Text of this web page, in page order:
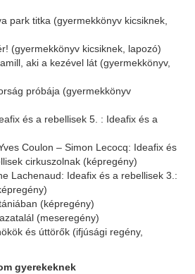
park titka (gyermekkönyv kicsiknek,
(gyermekkönyv kicsiknek, lapozó)
aki a kezével lát (gyermekkönyv,
próbája (gyermekkönyv
és a rebellisek 5. : Ideafix és a
Coulon – Simon Lecocq: Ideafix és
cirkuszolnak (képregény)
Lachenaud: Ideafix és a rebellisek 3.:
(képregény)
(meseregény)
és úttörők (ifjúsági regény,
gyerekeknek